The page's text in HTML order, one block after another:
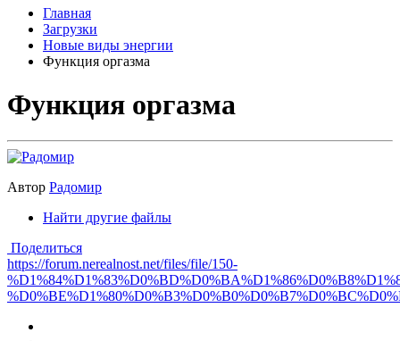
Главная
Загрузки
Новые виды энергии
Функция оргазма
Функция оргазма
Автор Радомир
Найти другие файлы
Поделиться
https://forum.nerealnost.net/files/file/150-